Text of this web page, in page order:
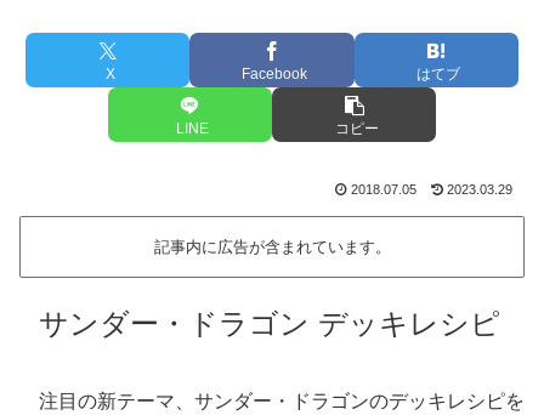
X Facebook はてブ
LINE コピー
2018.07.05 2023.03.29
記事内に広告が含まれています。
サンダー・ドラゴン デッキレシピ
注目の新テーマ、サンダー・ドラゴンのデッキレシピを